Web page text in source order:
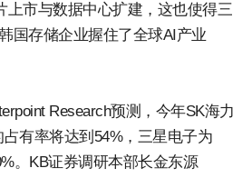
上市与数据中心扩建，这也使得三
国存储企业握住了全球AI产业
Research预测，今年SK海力
有率将达到54%，三星电子为
。KB证券调研本部长金东源